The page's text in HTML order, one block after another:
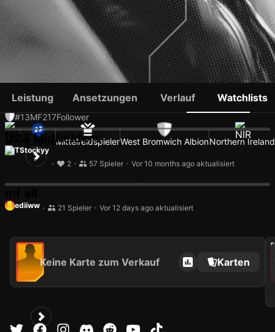
ISAAC PRICE
#13MF217Follower
MittelfeldspielerWest Bromwich AlbionNorthern Ireland
Leistung Ansetzungen Verlauf Watchlists
U23 Midfielders
TStockyy
•
2 • 57 Spieler • Vor 10 months ago aktualisiert
ediiww • 21 Spieler • Vor 12 days ago aktualisiert
Keine Karte zum Verkauf Karten
2024